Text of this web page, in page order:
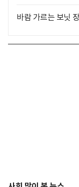
바람 가르는 보닛